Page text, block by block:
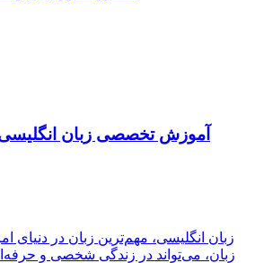
آموزش تخصصی زبان انگلیسی
زبان انگلیسی، مهم‌ترین زبان در دنیای
زبان، می‌تواند در زندگی شخصی و